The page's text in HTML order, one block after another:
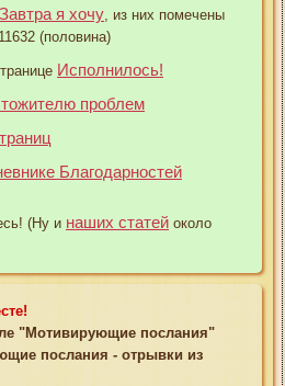
Завтра я хочу , из них помечены
(половина)
Исполнилось!
проблем
Благодарностей
(Ну и наших статей около
"Мотивирующие послания"
послания - отрывки из